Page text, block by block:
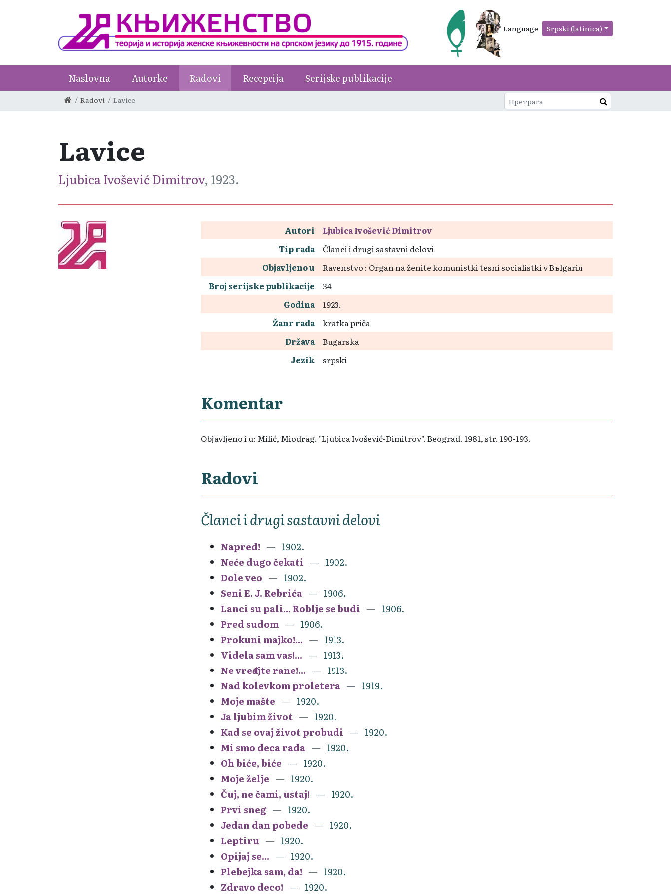
Language Srpski (latinica)
Naslovna Autorke Radovi Recepcija Serijske publikacije
Radovi Lavice
Lavice
Ljubica Ivošević Dimitrov, 1923.
Autori
Ljubica Ivošević Dimitrov
Tip rada
Članci i drugi sastavni delovi
Objavljeno u
Ravenstvo : Organ na ženite komunistki tesni socialistki v Bъlgariя
Broj serijske publikacije
34
Godina
1923.
Žanr rada
kratka priča
Država
Bugarska
Jezik
srpski
Komentar
Objavljeno i u: Milić, Miodrag. "Ljubica Ivošević-Dimitrov". Beograd. 1981, str. 190-193.
Radovi
Članci i drugi sastavni delovi
Napred!
1902.
Neće dugo čekati
1902.
Dole veo
1902.
Seni E. J. Rebrića
1906.
Lanci su pali... Roblje se budi
1906.
Pred sudom
1906.
Prokuni majko!...
1913.
Videla sam vas!...
1913.
Ne vređajte rane!...
1913.
Nad kolevkom proletera
1919.
Moje mašte
1920.
Ja ljubim život
1920.
Kad se ovaj život probudi
1920.
Mi smo deca rada
1920.
Oh biće, biće
1920.
Moje želje
1920.
Čuj, ne čami, ustaj!
1920.
Prvi sneg
1920.
Jedan dan pobede
1920.
Leptiru
1920.
Opijaj se...
1920.
Plebejka sam, da!
1920.
Zdravo deco!
1920.